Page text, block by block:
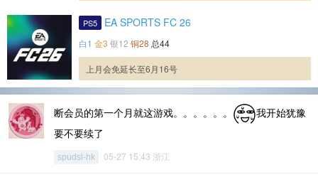
PS5 EA SPORTS FC 26
白1 金3 银12 铜28 总44
上月会免延长至6月16号
断会员的第一个月就这游戏。。。。。。
我开始犹豫
要不要续了
spudsl-hk 05-27 15:43 浙江